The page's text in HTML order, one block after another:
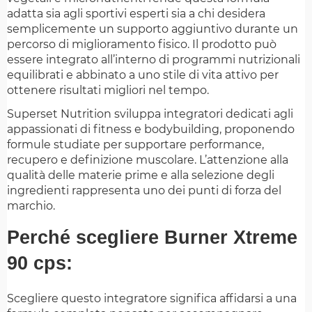
adatta sia agli sportivi esperti sia a chi desidera
semplicemente un supporto aggiuntivo durante un
percorso di miglioramento fisico. Il prodotto può
essere integrato all’interno di programmi nutrizionali
equilibrati e abbinato a uno stile di vita attivo per
ottenere risultati migliori nel tempo.
Superset Nutrition sviluppa integratori dedicati agli
appassionati di fitness e bodybuilding, proponendo
formule studiate per supportare performance,
recupero e definizione muscolare. L’attenzione alla
qualità delle materie prime e alla selezione degli
ingredienti rappresenta uno dei punti di forza del
marchio.
Perché scegliere Burner Xtreme
90 cps:
Scegliere questo integratore significa affidarsi a una